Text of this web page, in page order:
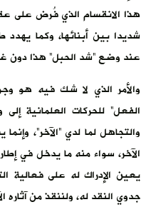
هذا الانقسام الذي فُرض على
شديدا بين أبنائها، وكما يهدد
عند وضع “شد الحبل” هذا دون
والأمر الذي لا شك فيه هو
الفعل” للحركات العلمانية
والتجاهل لما لدي “الآخر”،
الآخر، سواء منه ما يدخل في
يعين الإدراك له على فعالية
جدوي النقد له، ولننقذ من آثاره